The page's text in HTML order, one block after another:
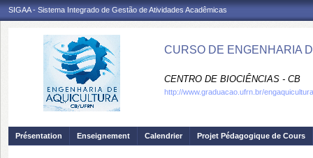
SIGAA - Sistema Integrado de Gestão de Atividades Acadêmicas
CURSO DE ENGENHARIA
CENTRO DE BIOCIÊNCIAS - CB
http://www.graduacao.ufrn.br/engaquicultura
Présentation Enseignement Calendrier Projet Pédagogique de Cours